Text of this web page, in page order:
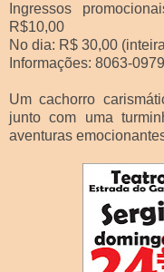
Ingressos
R$10,00
No dia: R$ 30,00
Informações: 8063-
Um cachorro
junto com uma
aventuras